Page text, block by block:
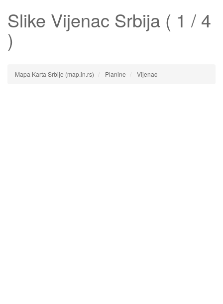
Slike Vijenac Srbija ( 1 / 4
)
Mapa Karta Srbije (map.in.rs) Planine Vijenac